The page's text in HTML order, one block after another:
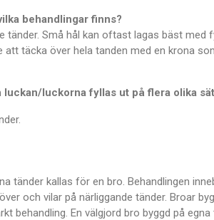
behandlingar finns?
tänder. Små hål kan oftast lagas bäst med
täcka över hela tanden med en krona
luckan/luckorna fyllas ut på flera olika
tänder kallas för en bro. Behandlingen
och vilar på närliggande tänder. Broar
behandling. En välgjord bro byggd på egna